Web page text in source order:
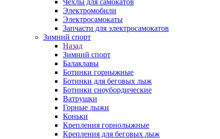
Чехлы для самокатов
Электромобили
Электросамокаты
Запчасти для электросамокатов
Зимний спорт
Назад
Зимний спорт
Балаклавы
Ботинки горныжные
Ботинки для беговых лыж
Ботинки сноубордические
Ватрушки
Горные лыжи
Коньки
Крепления горнолыжные
Крепления для беговых лыж